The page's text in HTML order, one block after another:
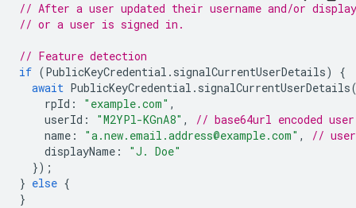
// After a user updated their username and/or display
// or a user is signed in.
// Feature detection
if (PublicKeyCredential . signalCurrentUserDetails)
{
await PublicKeyCredential . signalCurrentUserDetails
rpId : "example.com" ,
userId : "M2YPl-KGnA8" ,
// base64url encoded
name : "a.new.email.address@example.com" ,
//
displayName :
"J. Doe"
});
} else {
}